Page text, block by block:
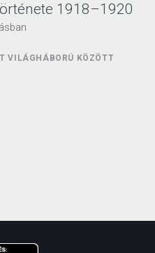
1918–1920
VILÁGHÁBORÚ KÖZÖTT